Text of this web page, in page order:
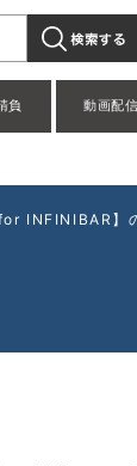
for
負 動画配
】の